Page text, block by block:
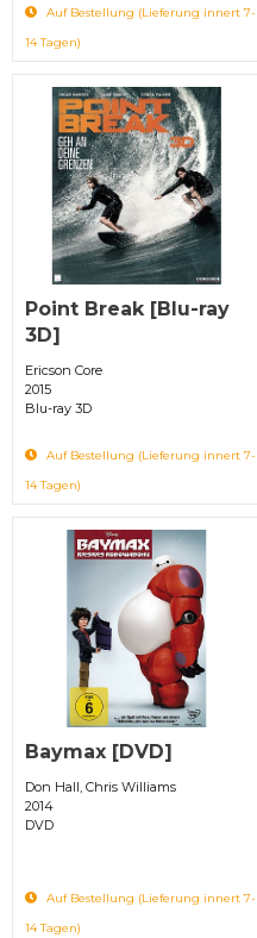
Auf Bestellung (Lieferung innert 7-
14 Tagen)
Point Break [Blu-ray
3D]
Ericson Core
2015
Blu-ray 3D
Auf Bestellung (Lieferung innert 7-
14 Tagen)
Baymax [DVD]
Don Hall, Chris Williams
2014
DVD
Auf Bestellung (Lieferung innert 7-
14 Tagen)